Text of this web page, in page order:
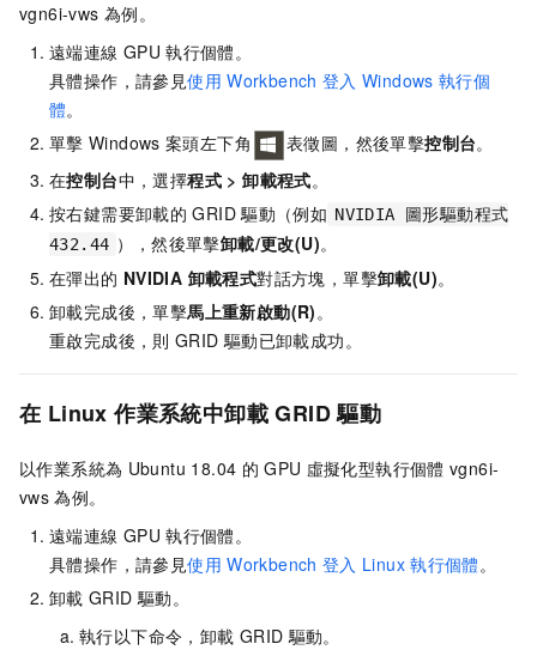
vgn6i-vws 為例。
遠端連線 GPU 執行個體。
具體操作，請參見使用 Workbench 登入 Windows 執行個
體。
單擊 Windows 案頭左下角 表徵圖，然後單擊控制台。
在控制台中，選擇程式 >卸載程式。
按右鍵需要卸載的 GRID 驅動（例如 NVIDIA 圖形驅動程式
432.44 ），然後單擊卸載/更改(U)。
在彈出的 NVIDIA 卸載程式對話方塊，單擊卸載(U)。
卸載完成後，單擊馬上重新啟動(R) 。
重啟完成後，則 GRID 驅動已卸載成功。
在 Linux 作業系統中卸載 GRID 驅動
以作業系統為 Ubuntu 18.04 的 GPU 虛擬化型執行個體 vgn6i-
vws 為例。
遠端連線 GPU 執行個體。
具體操作，請參見使用 Workbench 登入 Linux 執行個體 。
卸載 GRID 驅動。
執行以下命令，卸載 GRID 驅動。